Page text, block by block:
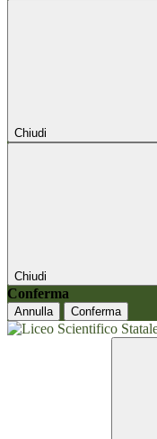
Chiudi
Chiudi
Conferma
Annulla Conferma